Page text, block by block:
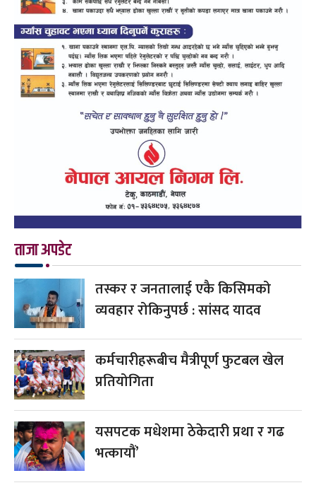
ताजा अपडेट
तस्कर र जनतालाई एकै किसिमको
व्यवहार रोकिनुपर्छ : सांसद यादव
कर्मचारीहरूबीच मैत्रीपूर्ण फुटबल खेल
प्रतियोगिता
यसपटक मधेशमा ठेकेदारी प्रथा र गढ
भत्कायौं’